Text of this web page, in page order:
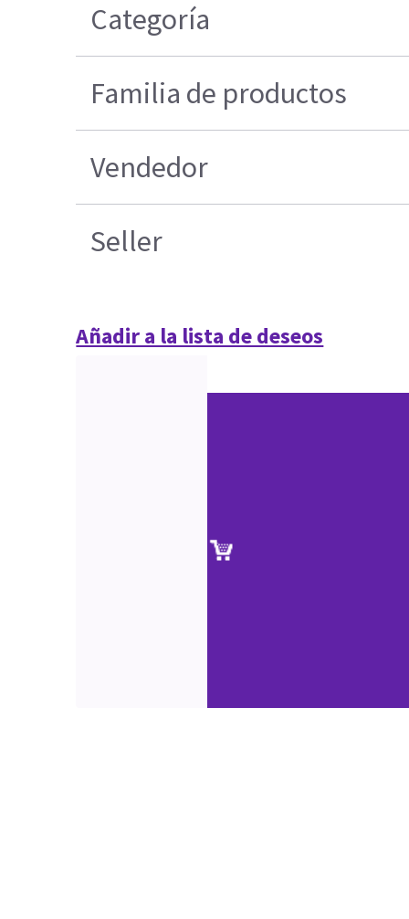
Categoría
Familia de productos
Vendedor
Seller
Añadir a la lista de deseos